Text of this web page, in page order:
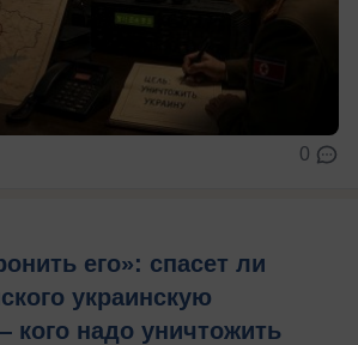
0
его»: спасет ли
украинскую
кого надо уничтожить